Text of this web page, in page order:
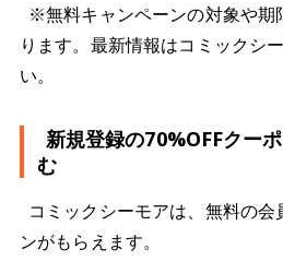
※無料キャンペーンの対象や期
ります。最新情報はコミックシ
い。
新規登録の70%OFFクー
む
コミックシーモアは、無料の会
ンがもらえます。